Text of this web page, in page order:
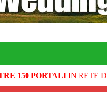
150 PORTALIIN RETE